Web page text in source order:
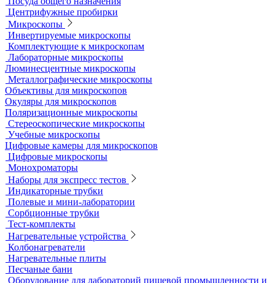
Воронки делительные
Колбы
Мерная посуда
Посуда общего назначения
Центрифужные пробирки
Микроскопы
Инвертируемые микроскопы
Комплектующие к микроскопам
Лабораторные микроскопы
Люминесцентные микроскопы
Металлографические микроскопы
Объективы для микроскопов
Окуляры для микроскопов
Поляризационные микроскопы
Стереоскопические микроскопы
Учебные микроскопы
Цифровые камеры для микроскопов
Цифровые микроскопы
Монохроматоры
Наборы для экспресс тестов
Индикаторные трубки
Полевые и мини-лаборатории
Сорбционные трубки